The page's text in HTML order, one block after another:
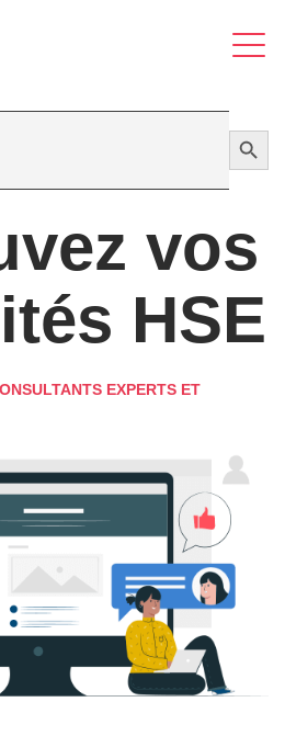
Search Button
vos
HSE
EXPERTS ET